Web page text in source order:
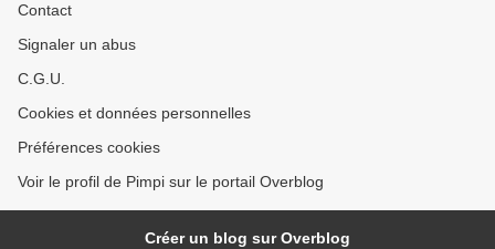
Contact
Signaler un abus
C.G.U.
Cookies et données personnelles
Préférences cookies
Voir le profil de Pimpi sur le portail Overblog
Créer un blog sur Overblog